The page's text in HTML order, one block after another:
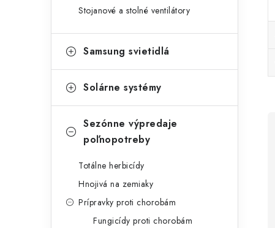
Stojanové a stolné ventilátory
Samsung svietidlá
Solárne systémy
Sezónne výpredaje
poľnopotreby
Totálne herbicídy
Hnojivá na zemiaky
Prípravky proti chorobám
Fungicídy proti chorobám